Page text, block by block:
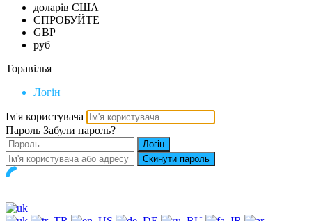
доларів США
СПРОБУЙТЕ
GBP
руб
Торавілья
Логін
Ім'я користувача
Пароль Забули пароль?
Логін
Скинути пароль